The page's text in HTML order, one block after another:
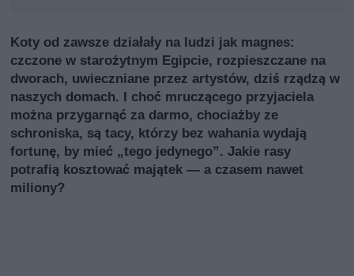
Koty od zawsze działały na ludzi jak magnes:
czczone w starożytnym Egipcie, rozpieszczane na
dworach, uwieczniane przez artystów, dziś rządzą w
naszych domach. I choć mruczącego przyjaciela
można przygarnąć za darmo, chociażby ze
schroniska, są tacy, którzy bez wahania wydają
fortunę, by mieć „tego jedynego”. Jakie rasy
potrafią kosztować majątek — a czasem nawet
miliony?